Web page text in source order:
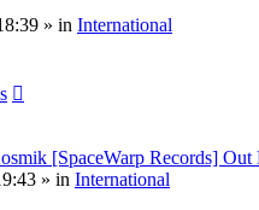
» in International
[SpaceWarp Records] Out
» in International